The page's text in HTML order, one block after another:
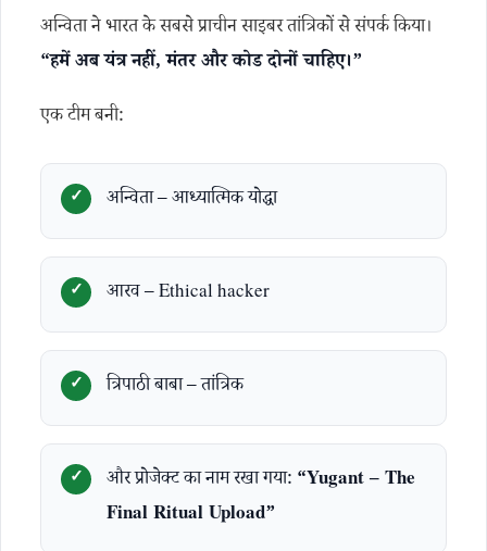
अन्विता ने भारत के सबसे प्राचीन साइबर तांत्रिकों से संपर्क किया।
“हमें अब यंत्र नहीं, मंतर और कोड दोनों चाहिए।”
एक टीम बनी:
अन्विता – आध्यात्मिक योद्धा
आरव – Ethical hacker
त्रिपाठी बाबा – तांत्रिक
और प्रोजेक्ट का नाम रखा गया: “Yugant – The
Final Ritual Upload”